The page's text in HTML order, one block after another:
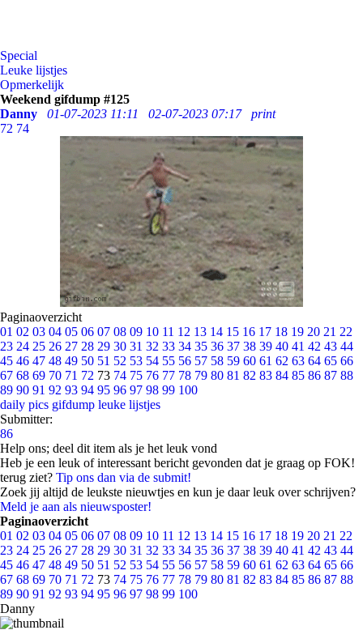
Special
Leuke lijstjes
Opmerkelijk
Weekend gifdump #125
Danny
01-07-2023 11:11 02-07-2023 07:17
print
72 74
Paginaoverzicht
01 02 03 04 05 06 07 08 09 10 11 12 13 14 15 16 17 18 19 20 21 22
23 24 25 26 27 28 29 30 31 32 33 34 35 36 37 38 39 40 41 42 43 44
45 46 47 48 49 50 51 52 53 54 55 56 57 58 59 60 61 62 63 64 65 66
67 68 69 70 71 72 73 74 75 76 77 78 79 80 81 82 83 84 85 86 87 88
89 90 91 92 93 94 95 96 97 98 99 100
daily pics gifdump leuke lijstjes
Submitter:
86
Help ons; deel dit item als je het leuk vond
Heb je een leuk of interessant bericht gevonden dat je graag op FOK!
terug ziet? Tip ons dan via de submit!
Zoek jij altijd de leukste nieuwtjes en kun je daar leuk over schrijven?
Meld je aan als nieuwsposter!
Paginaoverzicht
01 02 03 04 05 06 07 08 09 10 11 12 13 14 15 16 17 18 19 20 21 22
23 24 25 26 27 28 29 30 31 32 33 34 35 36 37 38 39 40 41 42 43 44
45 46 47 48 49 50 51 52 53 54 55 56 57 58 59 60 61 62 63 64 65 66
67 68 69 70 71 72 73 74 75 76 77 78 79 80 81 82 83 84 85 86 87 88
89 90 91 92 93 94 95 96 97 98 99 100
Danny